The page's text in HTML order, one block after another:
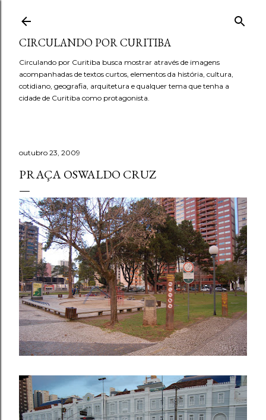
CIRCULANDO POR CURITIBA
Circulando por Curitiba busca mostrar através de imagens
acompanhadas de textos curtos, elementos da história, cultura,
cotidiano, geografia, arquitetura e qualquer tema que tenha a
cidade de Curitiba como protagonista.
outubro 23, 2009
PRAÇA OSWALDO CRUZ